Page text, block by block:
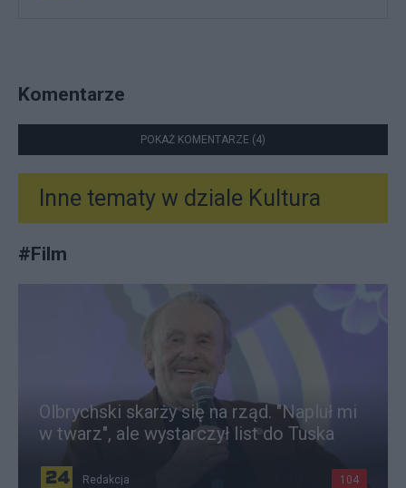
Komentarze
POKAŻ KOMENTARZE (4)
Inne tematy w dziale Kultura
#Film
Olbrychski skarży się na rząd. "Napluł mi
w twarz", ale wystarczył list do Tuska
Redakcja 104